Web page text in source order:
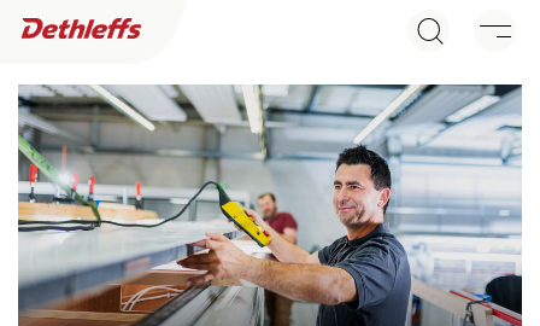
Przyczepy
Kampery
Camper Van
Oryginalne akcesoria Dethleffs
Wyszukiwarka dealerów